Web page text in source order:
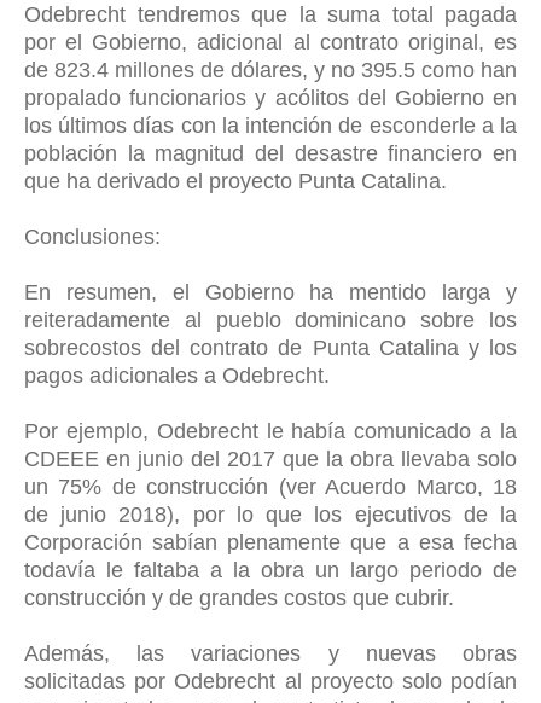
Odebrecht tendremos que la suma total pagada
por el Gobierno, adicional al contrato original, es
de 823.4 millones de dólares, y no 395.5 como han
propalado funcionarios y acólitos del Gobierno en
los últimos días con la intención de esconderle a la
población la magnitud del desastre financiero en
que ha derivado el proyecto Punta Catalina.
Conclusiones:
En resumen, el Gobierno ha mentido larga y
reiteradamente al pueblo dominicano sobre los
sobrecostos del contrato de Punta Catalina y los
pagos adicionales a Odebrecht.
Por ejemplo, Odebrecht le había comunicado a la
CDEEE en junio del 2017 que la obra llevaba solo
un 75% de construcción (ver Acuerdo Marco, 18
de junio 2018), por lo que los ejecutivos de la
Corporación sabían plenamente que a esa fecha
todavía le faltaba a la obra un largo periodo de
construcción y de grandes costos que cubrir.
Además, las variaciones y nuevas obras
solicitadas por Odebrecht al proyecto solo podían